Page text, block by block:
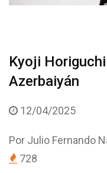
Kyoji
Azerbaiyán
12/04/2025
Por Julio Fernando
728